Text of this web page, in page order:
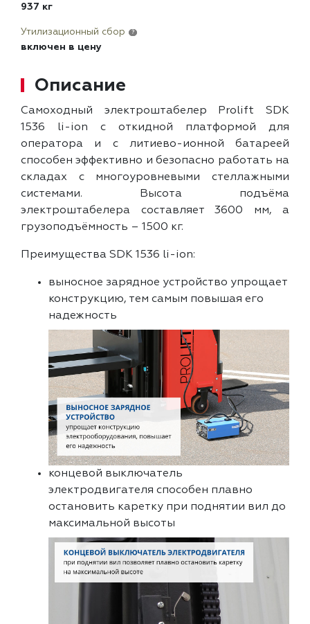
937 кг
Утилизационный сбор ?
включен в цену
Описание
Самоходный электроштабелер Prolift SDK
1536 li-ion с откидной платформой для
оператора и с литиево-ионной батареей
способен эффективно и безопасно работать на
складах с многоуровневыми стеллажными
системами. Высота подъёма
электроштабелера составляет 3600 мм, а
грузоподъёмность – 1500 кг.
Преимущества SDK 1536 li-ion:
выносное зарядное устройство упрощает
конструкцию, тем самым повышая его
надежность
концевой выключатель
электродвигателя способен плавно
остановить каретку при поднятии вил до
максимальной высоты